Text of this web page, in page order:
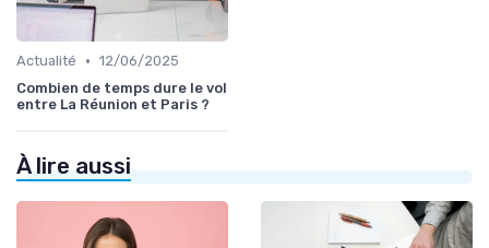
Actualité • 12/06/2025
Combien de temps dure le vol
entre La Réunion et Paris ?
À lire aussi